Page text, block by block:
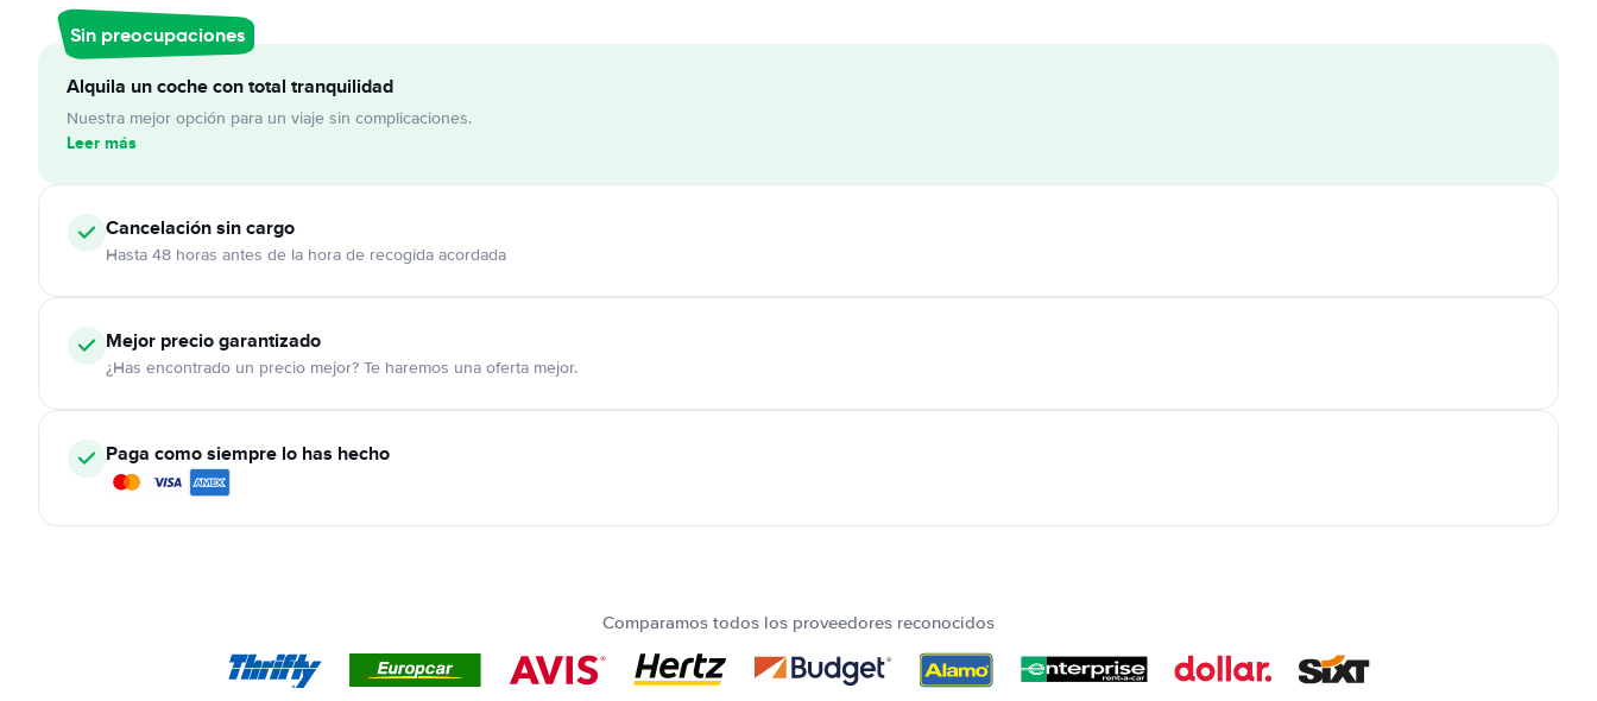
Sin preocupaciones
Alquila un coche con total tranquilidad
Nuestra mejor opción para un viaje sin complicaciones.
Leer más
Cancelaciónsin cargo
Hasta 48 horas antes de la hora de recogida acordada
Mejor precio garantizado
¿Has encontrado un precio mejor? Te haremos una oferta mejor.
Paga como siempre lo has hecho
Comparamos todos los proveedores reconocidos